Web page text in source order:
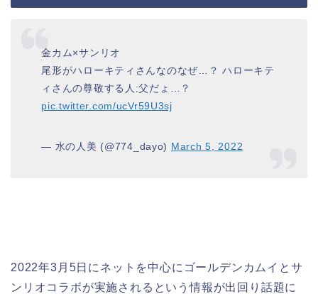
金カム×サンリオ
尾形がハローキティさんなのなぜ…？ ハローキテ
ィさんの尊敬する人:父だょ…？
pic.twitter.com/ucVr59U3sj
— 水の人美 (@774_dayo) March 5, 2022
2022年3月5日にネットを中心にゴールデンカムイとサ
ンリオコラボが実施されるという情報が出回り話題に